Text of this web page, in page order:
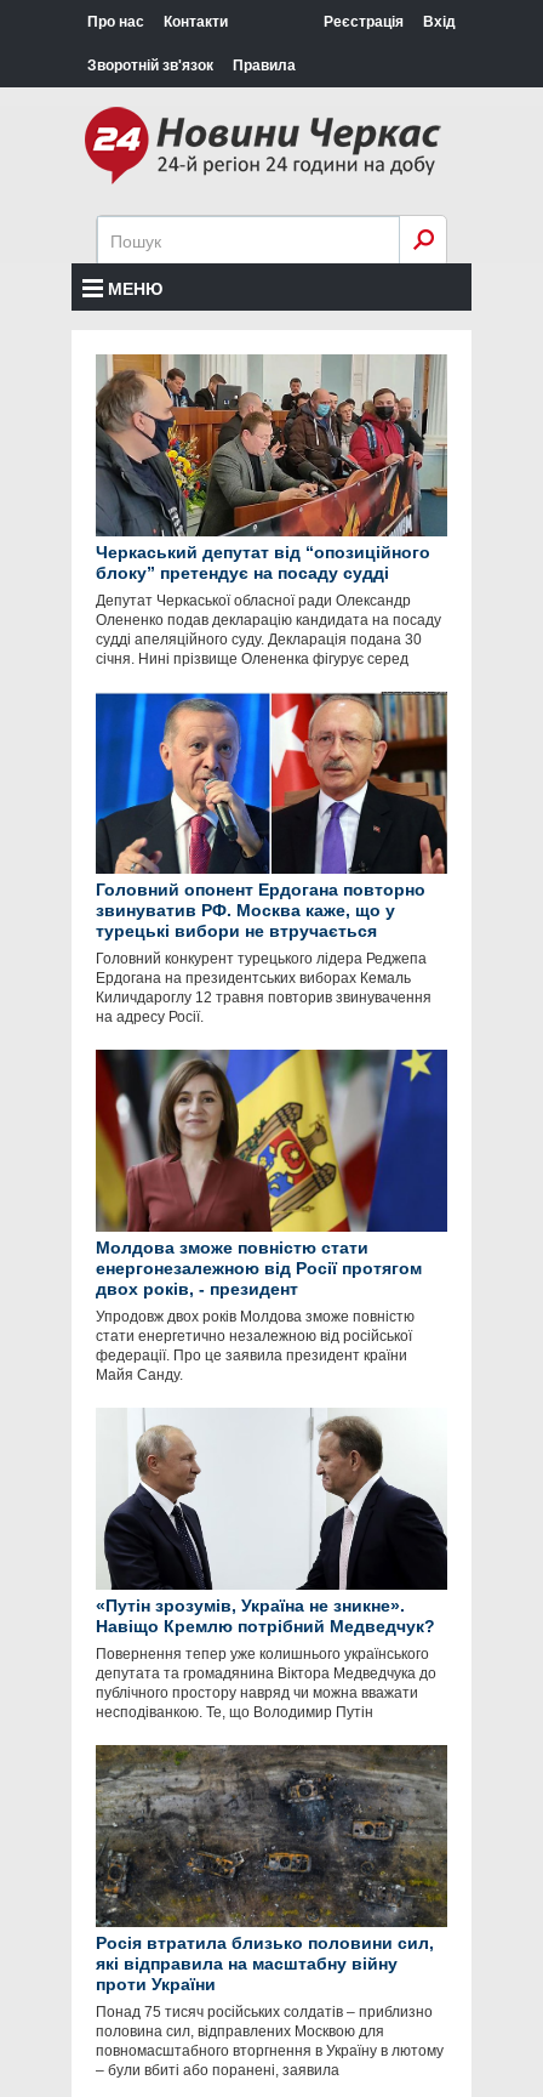
Про нас Контакти
Зворотній зв'язок Правила
Реєстрація Вхід
МЕНЮ
Черкаський депутат від “опозиційного
блоку” претендує на посаду судді
Депутат Черкаської обласної ради Олександр
Олененко подав декларацію кандидата на посаду
судді апеляційного суду. Декларація подана 30
січня. Нині прізвище Олененка фігурує серед
Головний опонент Ердогана повторно
звинуватив РФ. Москва каже, що у
турецькі вибори не втручається
Головний конкурент турецького лідера Реджепа
Ердогана на президентських виборах Кемаль
Киличдароглу 12 травня повторив звинувачення
на адресу Росії.
Молдова зможе повністю стати
енергонезалежною від Росії протягом
двох років, - президент
Упродовж двох років Молдова зможе повністю
стати енергетично незалежною від російської
федерації. Про це заявила президент країни
Майя Санду.
«Путін зрозумів, Україна не зникне».
Навіщо Кремлю потрібний Медведчук?
Повернення тепер уже колишнього українського
депутата та громадянина Віктора Медведчука до
публічного простору навряд чи можна вважати
несподіванкою. Те, що Володимир Путін
Росія втратила близько половини сил,
які відправила на масштабну війну
проти України
Понад 75 тисяч російських солдатів – приблизно
половина сил, відправлених Москвою для
повномасштабного вторгнення в Україну в лютому
– були вбиті або поранені, заявила